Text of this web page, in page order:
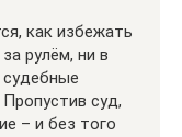
как избежать
рулём, ни в
судебные
суд,
– и без того